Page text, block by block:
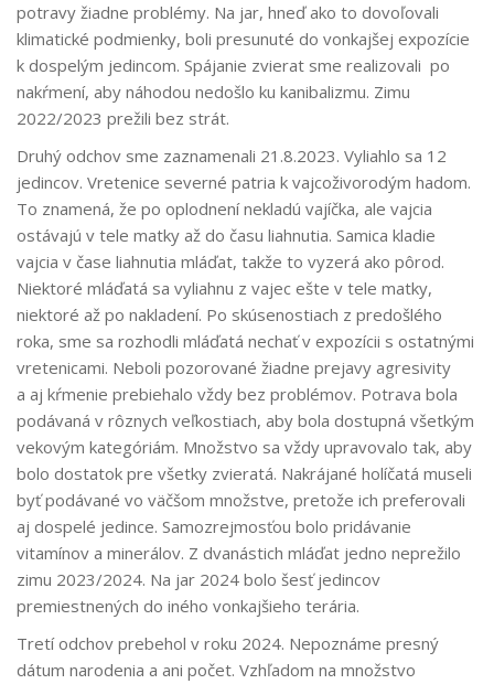
potravy žiadne problémy. Na jar, hneď ako to dovoľovali
klimatické podmienky, boli presunuté do vonkajšej expozície
k dospelým jedincom. Spájanie zvierat sme realizovali po
nakŕmení, aby náhodou nedošlo ku kanibalizmu. Zimu
2022/2023 prežili bez strát.
Druhý odchov sme zaznamenali 21.8.2023. Vyliahlo sa 12
jedincov. Vretenice severné patria k vajcoživorodým hadom.
To znamená, že po oplodnení nekladú vajíčka, ale vajcia
ostávajú v tele matky až do času liahnutia. Samica kladie
vajcia v čase liahnutia mláďat, takže to vyzerá ako pôrod.
Niektoré mláďatá sa vyliahnu z vajec ešte v tele matky,
niektoré až po nakladení. Po skúsenostiach z predošlého
roka, sme sa rozhodli mláďatá nechať v expozícii s ostatnými
vretenicami. Neboli pozorované žiadne prejavy agresivity
a aj kŕmenie prebiehalo vždy bez problémov. Potrava bola
podávaná v rôznych veľkostiach, aby bola dostupná všetkým
vekovým kategóriám. Množstvo sa vždy upravovalo tak, aby
bolo dostatok pre všetky zvieratá. Nakrájané holíčatá museli
byť podávané vo väčšom množstve, pretože ich preferovali
aj dospelé jedince. Samozrejmosťou bolo pridávanie
vitamínov a minerálov. Z dvanástich mláďat jedno neprežilo
zimu 2023/2024. Na jar 2024 bolo šesť jedincov
premiestnených do iného vonkajšieho terária.
Tretí odchov prebehol v roku 2024. Nepoznáme presný
dátum narodenia a ani počet. Vzhľadom na množstvo